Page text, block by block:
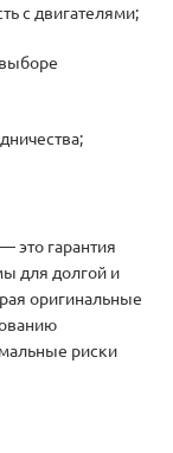
с двигателями;
это гарантия
для долгой и
оригинальные
риски